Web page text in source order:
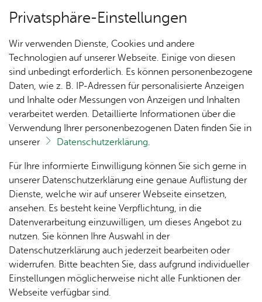
Un­se­re Ort­schaft
Ak­tu­
1250
Jahre
Ai­lin­
gen
Zah­
len,
Daten
& Fak­
ten
Ai­lin­
ger
Fe­ri­
en­
Orts­
vor­
& Ort­
schaft
s­rat
Ver­
eins­le­
ben
Ak­ti­on
mein­
sinn
Ai­lin­
gen
Öf­
fent­li­
Bil­der
Orts­
plan
Aus­bil­
dung
& of­fe­
Ver­an­stal­tun­gen
Ter­min spei­chern
Ver­an­stal­tung dru­cken
Vor­le­sen
Caféteria im Se­nio­ren­treff Ai­
lin­gen
Mitt­woch, 07. Ok­to­ber 2026 , 14:00 Uhr
Uhr
Sind Sie einsam und nicht gerne allein, schauen Sie doch
Privatsphäre-Einstellungen
Wir verwenden Dienste, Cookies und andere
Technologien auf unserer Webseite. Einige von diesen
sind unbedingt erforderlich. Es können personenbezogene
Daten, wie z. B. IP-Adressen für personalisierte Anzeigen
und Inhalte oder Messungen von Anzeigen und Inhalten
verarbeitet werden. Detaillierte Informationen über die
Verwendung Ihrer personenbezogenen Daten finden Sie in
unserer
Datenschutzerklärung.
Für Ihre informierte Einwilligung können Sie sich gerne in
unserer Datenschutzerklärung eine genaue Auflistung der
Dienste, welche wir auf unserer Webseite einsetzen,
ansehen. Es besteht keine Verpflichtung, in die
Datenverarbeitung einzuwilligen, um dieses Angebot zu
nutzen. Sie können Ihre Auswahl in der
Datenschutzerklärung auch jederzeit bearbeiten oder
widerrufen. Bitte beachten Sie, dass aufgrund individueller
Einstellungen möglicherweise nicht alle Funktionen der
Webseite verfügbar sind.